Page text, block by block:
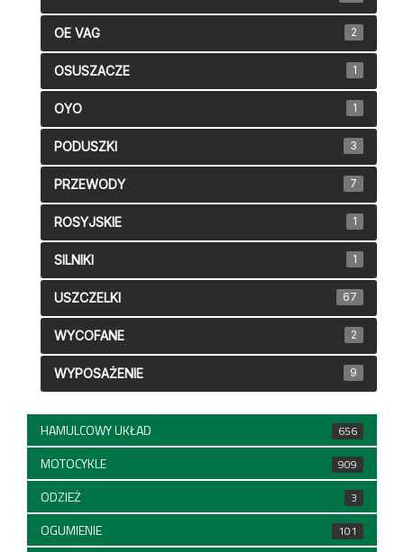
OE VAG 2
OSUSZACZE 1
OYO 1
PODUSZKI 3
PRZEWODY 7
ROSYJSKIE 1
SILNIKI 1
USZCZELKI 67
WYCOFANE 2
WYPOSAŻENIE 9
HAMULCOWY UKŁAD 656
MOTOCYKLE 909
ODZIEŻ 3
OGUMIENIE 101